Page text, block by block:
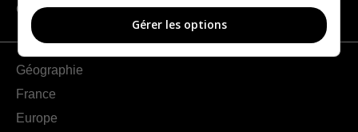
CATÉGORIES
Géographie
France
Europe
Gérer les options